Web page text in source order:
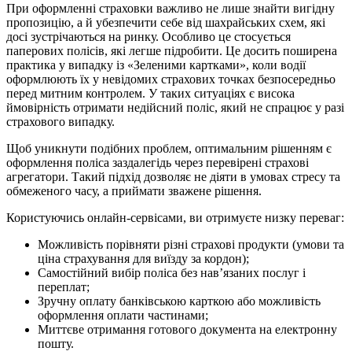
При оформленні страховки важливо не лише знайти вигідну
пропозицію, а й убезпечити себе від шахрайських схем, які
досі зустрічаються на ринку. Особливо це стосується
паперових полісів, які легше підробити. Це досить поширена
практика у випадку із «Зеленими картками», коли водії
оформлюють їх у невідомих страхових точках безпосередньо
перед митним контролем. У таких ситуаціях є висока
ймовірність отримати недійсний поліс, який не спрацює у разі
страхового випадку.
Щоб уникнути подібних проблем, оптимальним рішенням є
оформлення поліса заздалегідь через перевірені страхові
агрегатори. Такий підхід дозволяє не діяти в умовах стресу та
обмеженого часу, а приймати зважене рішення.
Користуючись онлайн-сервісами, ви отримуєте низку переваг:
Можливість порівняти різні страхові продукти (умови та
ціна страхування для виїзду за кордон);
Самостійний вибір поліса без нав’язаних послуг і
переплат;
Зручну оплату банківською карткою або можливість
оформлення оплати частинами;
Миттєве отримання готового документа на електронну
пошту.